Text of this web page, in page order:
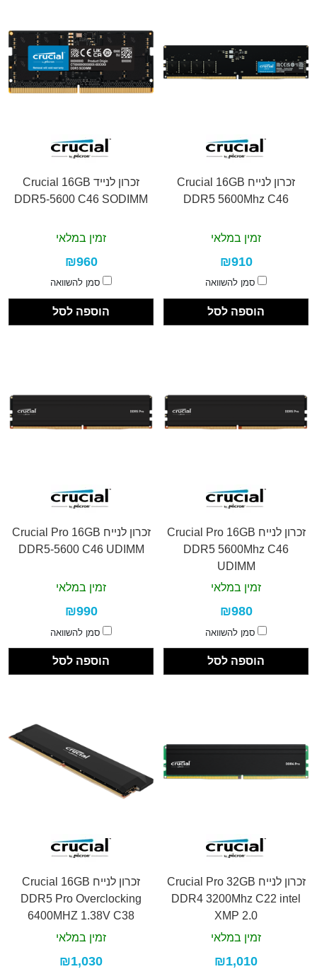
זכרון לנייח Crucial 16GB
DDR5 5600Mhz C46
זמין במלאי
₪910
סמן להשוואה
הוספה לסל
זכרון לנייד Crucial 16GB
DDR5-5600 C46 SODIMM
זמין במלאי
₪960
סמן להשוואה
הוספה לסל
זכרון לנייח Crucial Pro 16GB
DDR5 5600Mhz C46
UDIMM
זמין במלאי
₪980
סמן להשוואה
הוספה לסל
זכרון לנייח Crucial Pro 16GB
DDR5-5600 C46 UDIMM
זמין במלאי
₪990
סמן להשוואה
הוספה לסל
זכרון לנייח Crucial Pro 32GB
DDR4 3200Mhz C22 intel
XMP 2.0
זמין במלאי
₪1,010
זכרון לנייח Crucial 16GB
DDR5 Pro Overclocking
6400MHZ 1.38V C38
זמין במלאי
₪1,030